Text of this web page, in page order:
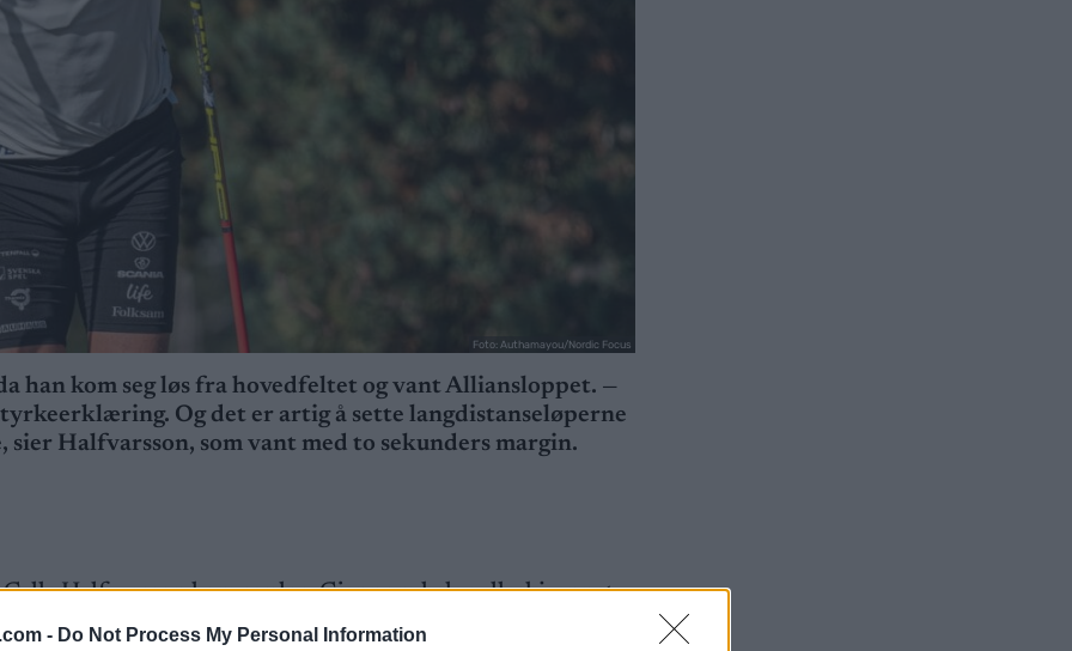
- Do Not Process My Personal Information
Foto: Authamayou/Nordic Focus
han kom seg løs fra hovedfeltet og vant Alliansloppet. —
Og det er artig å sette langdistanseløperne
sier Halfvarsson, som vant med to sekunders margin.
Halfvarsson kom seg løs. Gjennom hele rulleskirennet